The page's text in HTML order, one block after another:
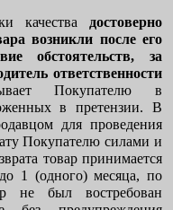
качества достоверно
возникли после его
обстоятельств, за
ответственности
Покупателю в
в претензии. В
для проведения
Покупателю силами и
товар принимается
1 (одного) месяца, по
не был востребован